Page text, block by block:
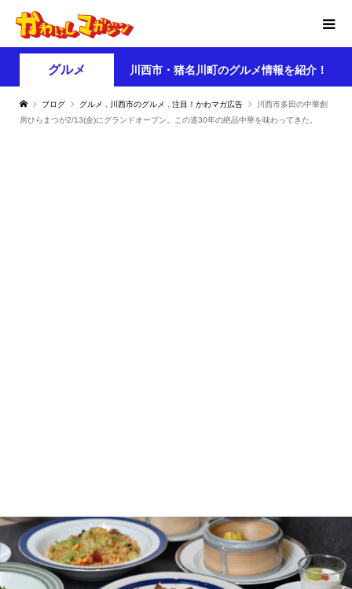
グルメ 川西市・猪名川町のグルメ情報を紹介！
ブログ グルメ 川西市のグルメ 注目！かわマガ広告
川西市多田の中華創
房ひらまつが2/13(金)にグランドオープン。この道30年の絶品中華を味わってきた。